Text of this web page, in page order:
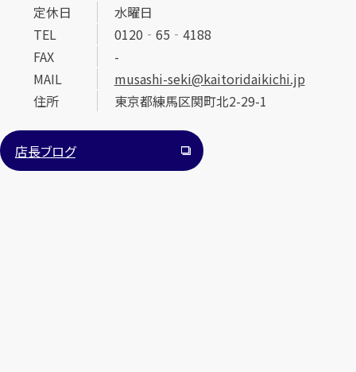
定休日
水曜日
TEL
0120‐65‐4188
FAX
-
MAIL
musashi-seki@kaitoridaikichi.jp
住所
東京都練馬区関町北2-29-1
店長ブログ